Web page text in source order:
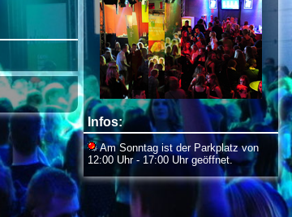
Infos:
Am Sonntag ist der Parkplatz von
12:00 Uhr - 17:00 Uhr geöffnet.